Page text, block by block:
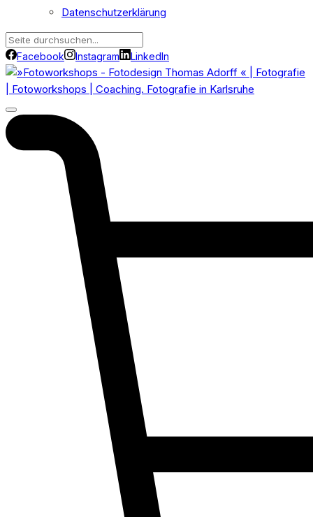
Datenschutzerklärung
Facebook Instagram LinkedIn